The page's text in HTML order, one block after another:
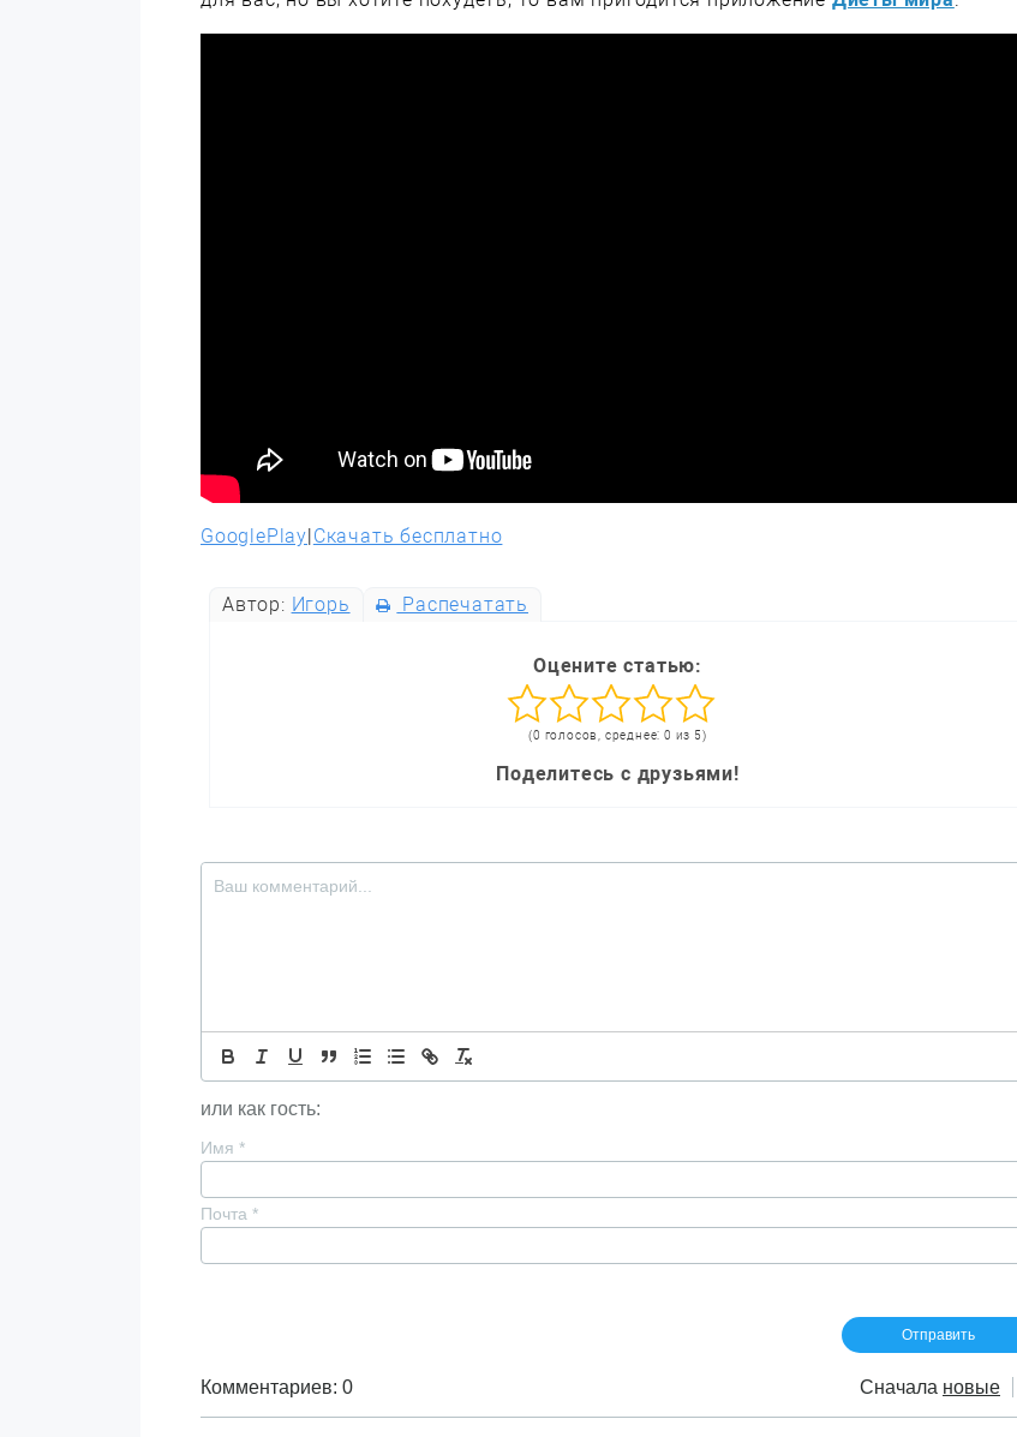
GooglePlay|Скачать бесплатно
Автор: Игорь Распечатать
Оцените статью:
(0 голосов, среднее: 0 из 5)
Поделитесь с друзьями!
или как гость:
Имя *
Почта *
Комментариев: 0 Сначала новые